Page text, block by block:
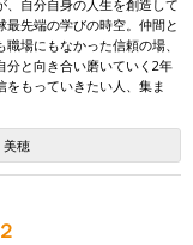
、自分自身の人生を創造して
先端の学びの時空。仲間と
場にもなかった信頼の場、
分と向き合い磨いていく2年
もっていきたい人、集ま
穂